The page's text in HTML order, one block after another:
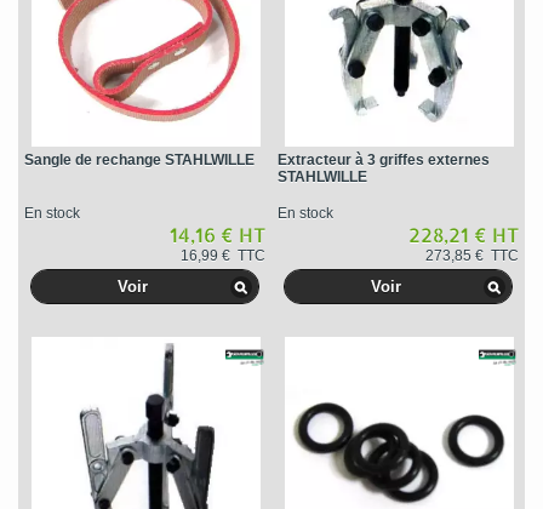
Sangle de rechange STAHLWILLE
En stock
14,16 € HT
16,99 € TTC
Voir
Extracteur à 3 griffes externes
STAHLWILLE
En stock
228,21 € HT
273,85 € TTC
Voir